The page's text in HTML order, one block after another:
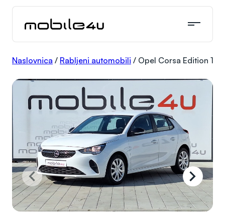
Skoči
sadržaja
Naslovnica / Rabljeni automobili / Opel Corsa Edition 1,5